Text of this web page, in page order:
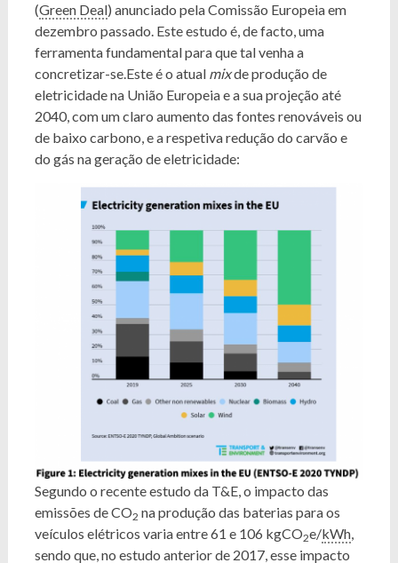
(Green Deal) anunciado pela Comissão Europeia em
dezembro passado. Este estudo é, de facto, uma
ferramenta fundamental para que tal venha a
concretizar-se.Este é o atual mixde produção de
eletricidade na União Europeia e a sua projeção até
2040, com um claro aumento das fontes renováveis ou
de baixo carbono, e a respetiva redução do carvão e
do gás na geração de eletricidade:
Segundo o recente estudo da T&E, o impacto das
emissões de CO2 na produção das baterias para os
veículos elétricos varia entre 61 e 106 kgCO2e/kWh,
sendo que, no estudo anterior de 2017, esse impacto